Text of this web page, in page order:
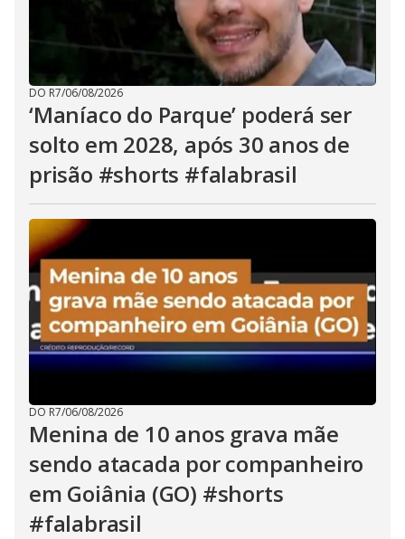
DO R7/06/08/2026
‘Maníaco do Parque’ poderá ser
solto em 2028, após 30 anos de
prisão #shorts #falabrasil
DO R7/06/08/2026
Menina de 10 anos grava mãe
sendo atacada por companheiro
em Goiânia (GO) #shorts
#falabrasil